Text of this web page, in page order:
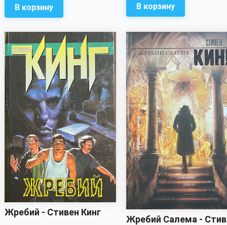
В корзину В корзину
Жребий - Стивен Кинг
Жребий Салема -